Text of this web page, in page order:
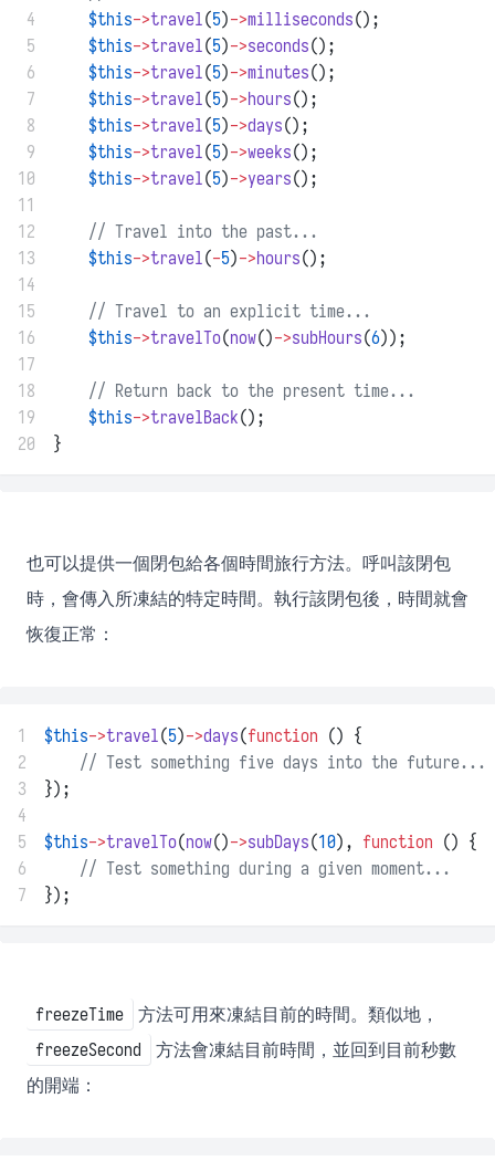
4
$this->travel(5)->milliseconds();
5
$this->travel(5)->seconds();
6
$this->travel(5)->minutes();
7
$this->travel(5)->hours();
8
$this->travel(5)->days();
9
$this->travel(5)->weeks();
10
$this->travel(5)->years();
11
12
// Travel into the past...
13
$this->travel(-5)->hours();
14
15
// Travel to an explicit time...
16
$this->travelTo(now()->subHours(6));
17
18
// Return back to the present time...
19
$this->travelBack();
20
}
也可以提供一個閉包給各個時間旅行方法。呼叫該閉包
時，會傳入所凍結的特定時間。執行該閉包後，時間就會
恢復正常：
1 $this->travel(5)->days(function () {
2
// Test something five days into the future...
3
});
4
5
$this->travelTo(now()->subDays(10), function () {
6
// Test something during a given moment...
7
});
freezeTime 方法可用來凍結目前的時間。類似地，
freezeSecond
方法會凍結目前時間，並回到目前秒數
的開端：